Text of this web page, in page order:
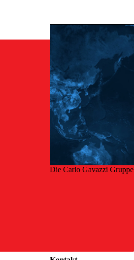
Die Carlo Gavazzi Gruppe